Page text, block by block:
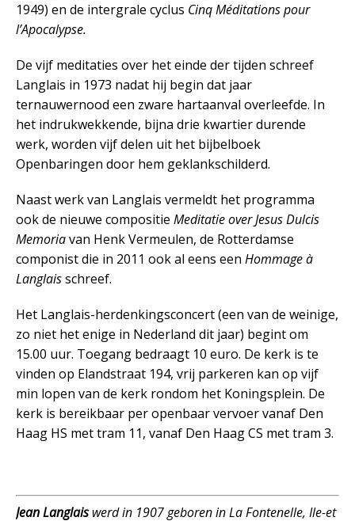
1949) en de intergrale cyclus Cinq Méditations pour
l’Apocalypse.
De vijf meditaties over het einde der tijden schreef
Langlais in 1973 nadat hij begin dat jaar
ternauwernood een zware hartaanval overleefde. In
het indrukwekkende, bijna drie kwartier durende
werk, worden vijf delen uit het bijbelboek
Openbaringen door hem geklankschilderd.
Naast werk van Langlais vermeldt het programma
ook de nieuwe compositie Meditatie over Jesus Dulcis
Memoriavan Henk Vermeulen, de Rotterdamse
componist die in 2011 ook al eens een Hommage à
Langlaisschreef.
Het Langlais-herdenkingsconcert (een van de weinige,
zo niet het enige in Nederland dit jaar) begint om
15.00 uur. Toegang bedraagt 10 euro. De kerk is te
vinden op Elandstraat 194, vrij parkeren kan op vijf
min lopen van de kerk rondom het Koningsplein. De
kerk is bereikbaar per openbaar vervoer vanaf Den
Haag HS met tram 11, vanaf Den Haag CS met tram 3.
Jean Langlaiswerd in 1907 geboren in La Fontenelle, Ile-et